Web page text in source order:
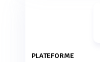
PLATEFORME